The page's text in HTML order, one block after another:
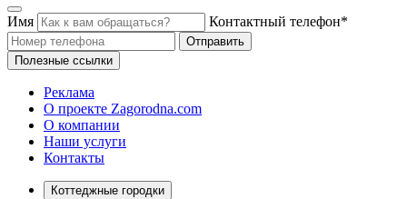
Имя Контактный телефон*
Отправить
Полезные ссылки
Реклама
О проекте Zagorodna.com
О компании
Наши услуги
Контакты
Коттеджные городки